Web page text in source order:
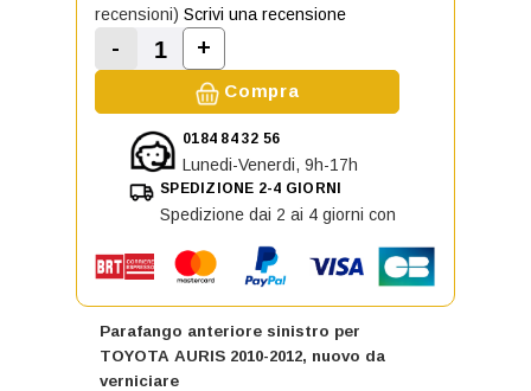
Parafango anteriore sinistro per
TOYOTA AURIS 2010-2012, nuovo da
verniciare
recensioni) Scrivi una recensione
Diminuisci la quantità di Parafango
-
Aumenta la quantità di Parafango
+
Compra
0184 84 32 56
Lunedi-Venerdi, 9h-17h
SPEDIZIONE 2-4 GIORNI
Spedizione dai 2 ai 4 giorni con